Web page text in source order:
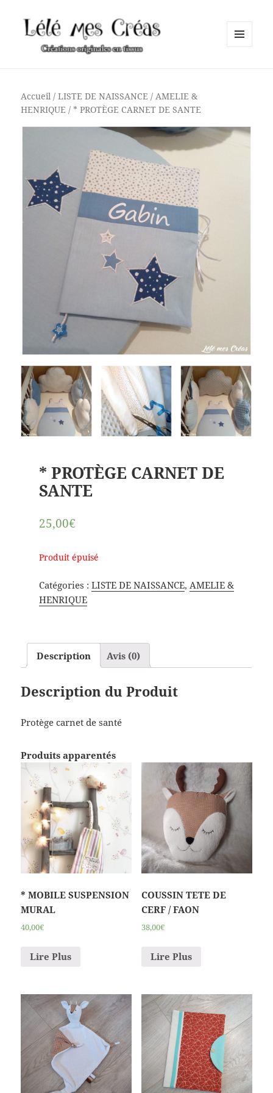
Accueil /LISTE DE NAISSANCE /AMELIE &
HENRIQUE / * PROTÈGE CARNET DE SANTE
* PROTÈGE CARNET DE
SANTE
25,00€
Produit épuisé
Catégories : LISTE DE NAISSANCE, AMELIE &
HENRIQUE
Description Avis (0)
Description du Produit
Protège carnet de santé
Produits apparentés
* MOBILE SUSPENSION
MURAL
40,00€
Lire Plus
COUSSIN TETE DE
CERF / FAON
38,00€
Lire Plus